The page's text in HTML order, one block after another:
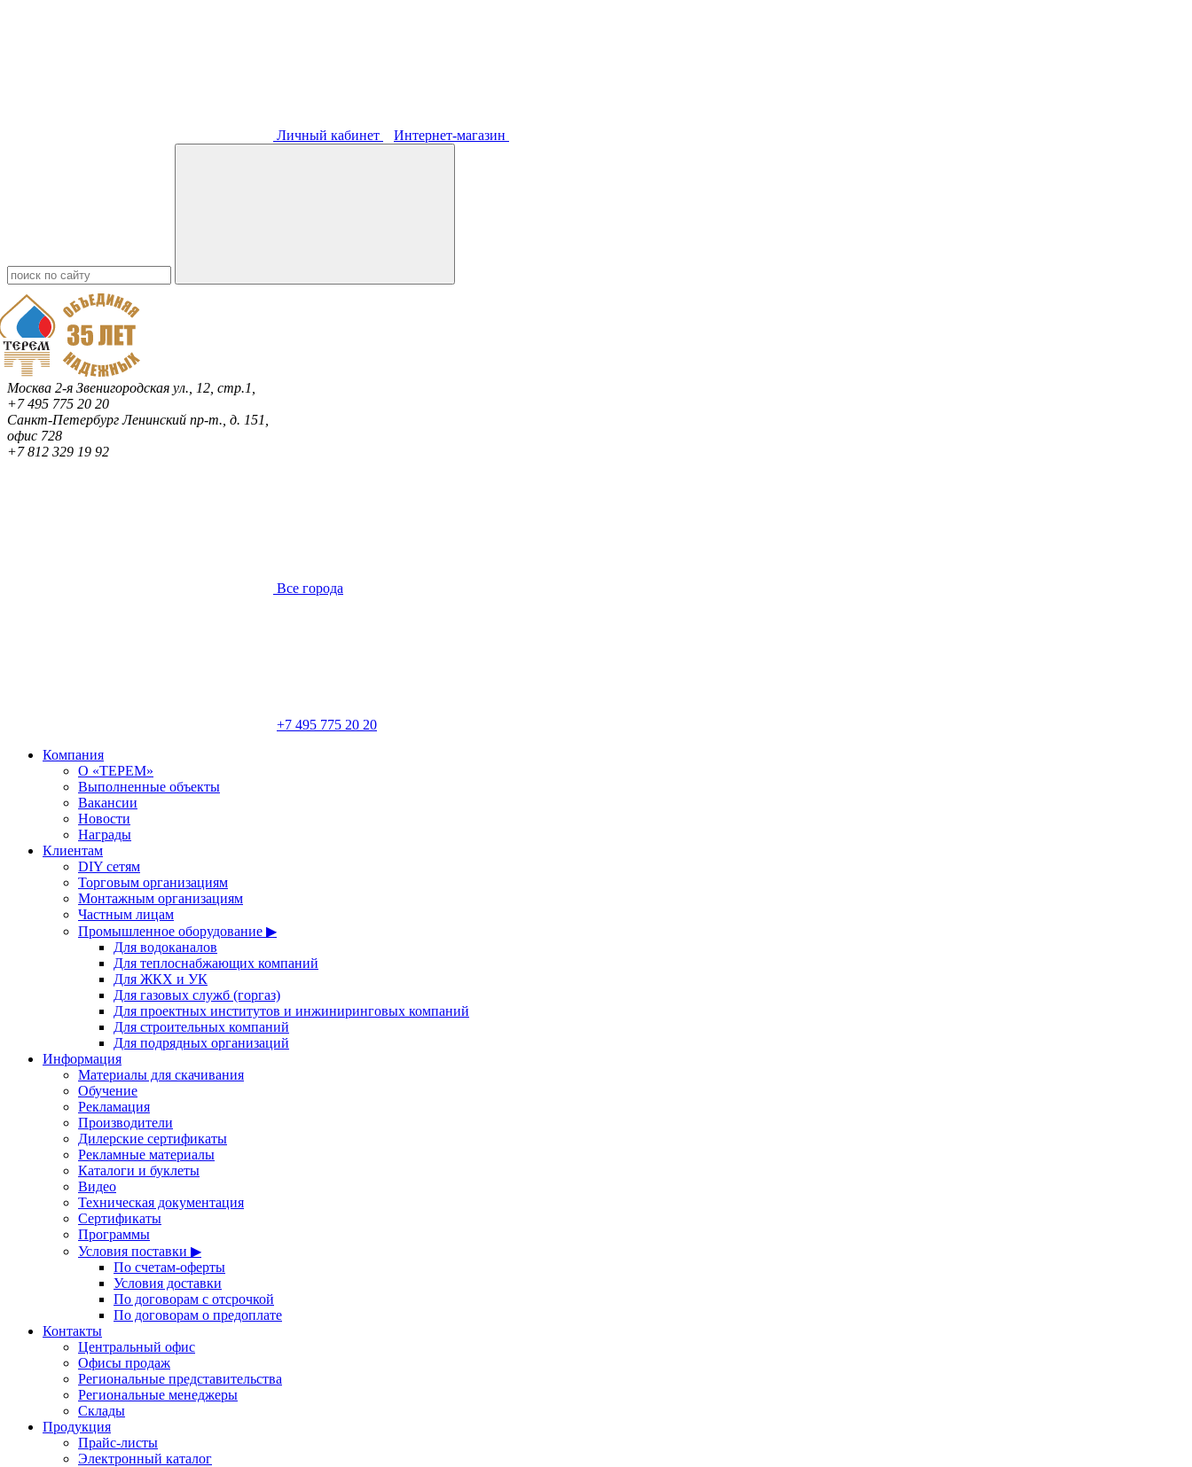
Личный кабинет Интернет-магазин
Москва 2-я Звенигородская ул., 12, стр.1,
+7 495 775 20 20
Санкт-ПетербургЛенинский пр-т., д. 151,
офис 728
+7 812 329 19 92
Все города
+7 495 775 20 20
Компания
О «ТЕРЕМ»
Выполненные объекты
Вакансии
Новости
Награды
Клиентам
DIY сетям
Торговым организациям
Монтажным организациям
Частным лицам
Промышленное оборудование ▶
Для водоканалов
Для теплоснабжающих компаний
Для ЖКХ и УК
Для газовых служб (горгаз)
Для проектных институтов и инжиниринговых компаний
Для строительных компаний
Для подрядных организаций
Информация
Материалы для скачивания
Обучение
Рекламация
Производители
Дилерские сертификаты
Рекламные материалы
Каталоги и буклеты
Видео
Техническая документация
Сертификаты
Программы
Условия поставки ▶
По счетам-оферты
Условия доставки
По договорам с отсрочкой
По договорам о предоплате
Контакты
Центральный офис
Офисы продаж
Региональные представительства
Региональные менеджеры
Склады
Продукция
Прайс-листы
Электронный каталог